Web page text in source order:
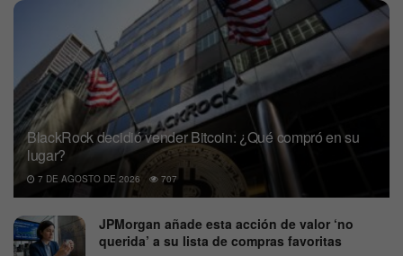
BlackRock decidió vender Bitcoin: ¿Qué compró en su
lugar?
7 DE AGOSTO DE 2026 707
JPMorgan añade esta acción de valor ‘no
querida’ a su lista de compras favoritas